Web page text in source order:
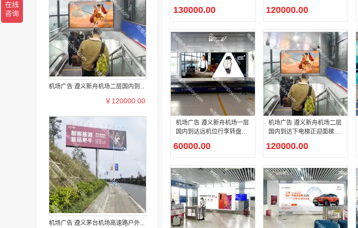
机场广告 遵义新舟机场二层国内到...
￥120000.00
机场广告 遵义茅台机场高速路户外...
130000.00 120000.00
机场广告 遵义新舟机场一层
国内到达远机位行李转盘上
60000.00
机场广告 遵义新舟机场二层
国内到达下电梯正迎面梯媒
120000.00